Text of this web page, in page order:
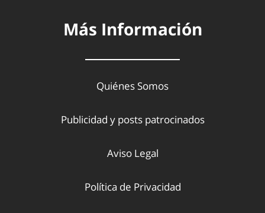
Más Información
Quiénes Somos
Publicidad y posts patrocinados
Aviso Legal
Política de Privacidad